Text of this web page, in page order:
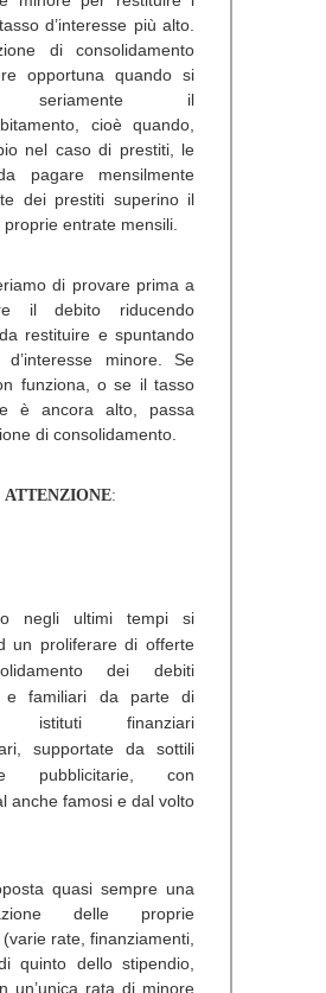
d’interesse più alto.
di consolidamento
opportuna quando si
seriamente il
cioè quando,
nel caso di prestiti, le
pagare mensilmente
dei prestiti superino il
entrate mensili.
di provare prima a
il debito riducendo
restituire e spuntando
minore. Se
funziona, o se il tasso
è ancora alto, passa
di consolidamento.
ATTENZIONE:
negli ultimi tempi si
un proliferare di offerte
dei debiti
e familiari da parte di
istituti finanziari
supportate da sottili
pubblicitarie, con
anche famosi e dal volto
quasi sempre una
delle proprie
rate, finanziamenti,
quinto dello stipendio,
un’unica rata di minore